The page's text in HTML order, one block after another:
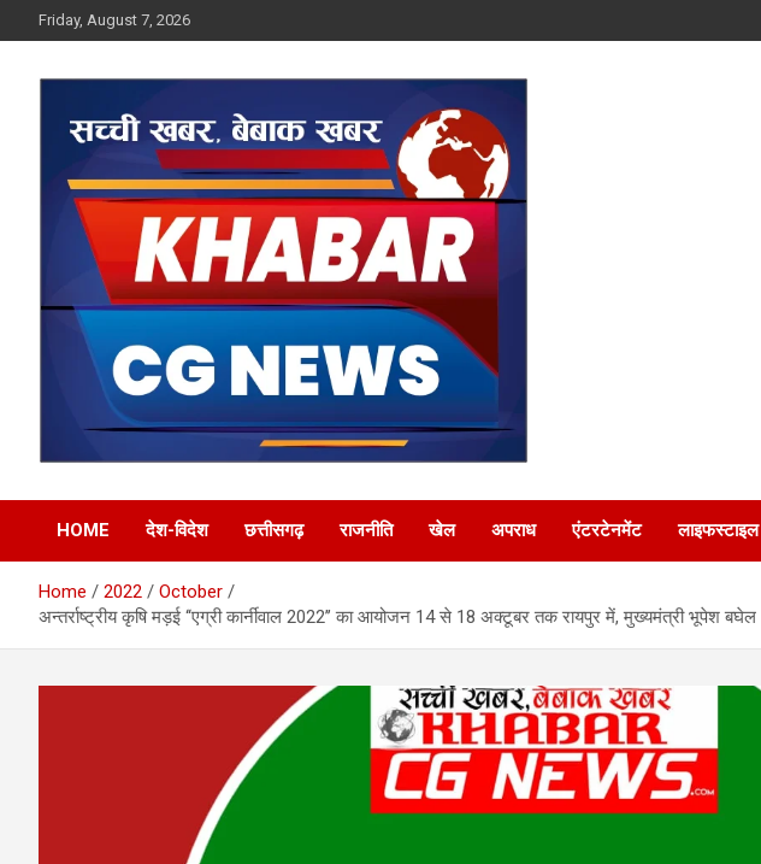
to
Friday, August 7, 2026
Khabar CG News
HOME देश-विदेश छत्तीसगढ़ राजनीति खेल अपराध एंटरटेनमेंट लाइफस्टाइल
Home 2022
October
अन्तर्राष्ट्रीय कृषि मड़ई ‘‘एग्री कार्नीवाल 2022’’ का आयोजन 14 से 18 अक्टूबर तक रायपुर में, मुख्यमंत्री भूपेश